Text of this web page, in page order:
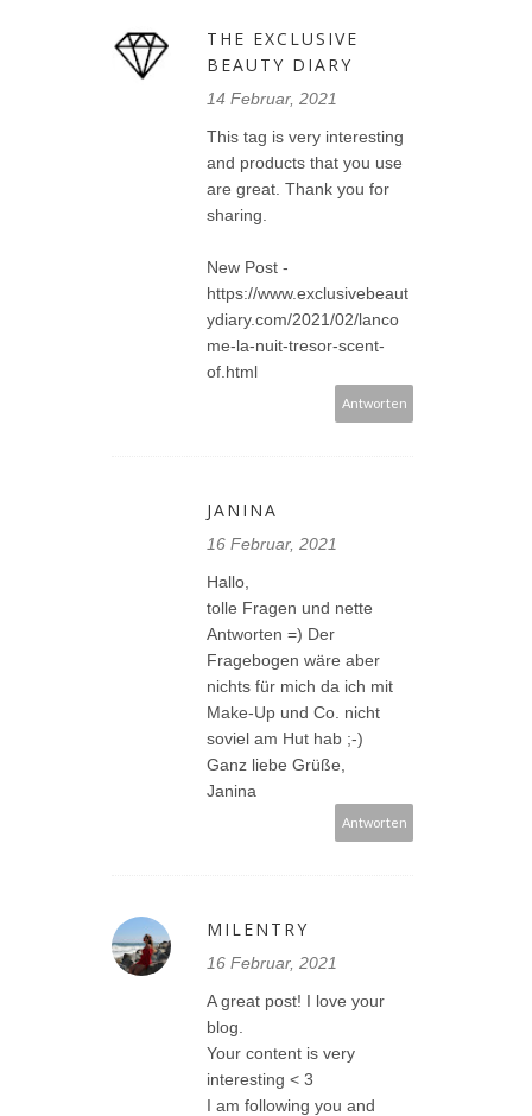
THE EXCLUSIVE
BEAUTY DIARY
14 Februar, 2021
This tag is very interesting
and products that you use
are great. Thank you for
sharing.
New Post -
https://www.exclusivebeaut
ydiary.com/2021/02/lanco
me-la-nuit-tresor-scent-
of.html
Antworten
JANINA
16 Februar, 2021
Hallo,
tolle Fragen und nette
Antworten =) Der
Fragebogen wäre aber
nichts für mich da ich mit
Make-Up und Co. nicht
soviel am Hut hab ;-)
Ganz liebe Grüße,
Janina
Antworten
MILENTRY
16 Februar, 2021
A great post! I love your
blog.
Your content is very
interesting < 3
I am following you and